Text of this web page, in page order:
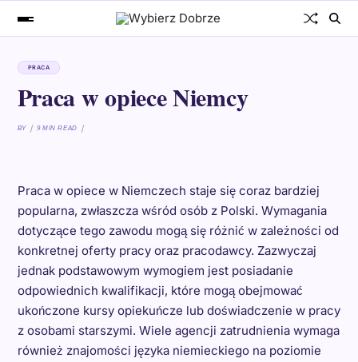
PRACA
Praca w opiece Niemcy
BY 9 MIN READ
Praca w opiece w Niemczech staje się coraz bardziej
popularna, zwłaszcza wśród osób z Polski. Wymagania
dotyczące tego zawodu mogą się różnić w zależności od
konkretnej oferty pracy oraz pracodawcy. Zazwyczaj
jednak podstawowym wymogiem jest posiadanie
odpowiednich kwalifikacji, które mogą obejmować
ukończone kursy opiekuńcze lub doświadczenie w pracy
z osobami starszymi. Wiele agencji zatrudnienia wymaga
również znajomości języka niemieckiego na poziomie